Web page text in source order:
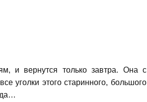
и вернутся только завтра. Она с
уголки этого старинного, большого